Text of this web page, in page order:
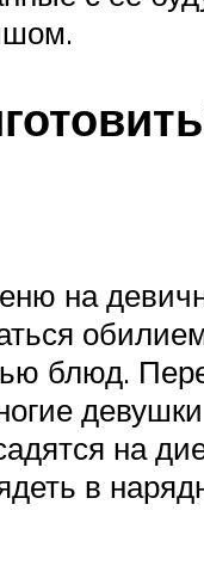
на
блюд.
девушки
на
в